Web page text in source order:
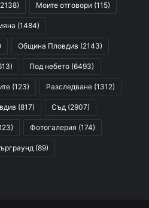
Моите отговори (115)
(1484)
Община Пловдив (2143)
Под небето (6493)
(123) Разследване (1312)
(817) Съд (2907)
Фотогалерия (174)
(89)